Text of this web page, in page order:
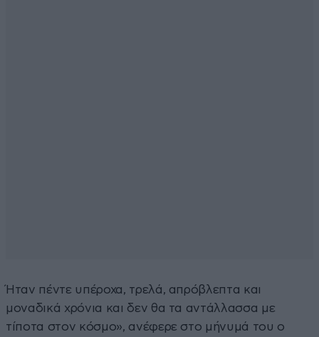
Ήταν πέντε υπέροχα, τρελά, απρόβλεπτα και
μοναδικά χρόνια και δεν θα τα αντάλλασσα με
τίποτα στον κόσμο», ανέφερε στο μήνυμά του ο